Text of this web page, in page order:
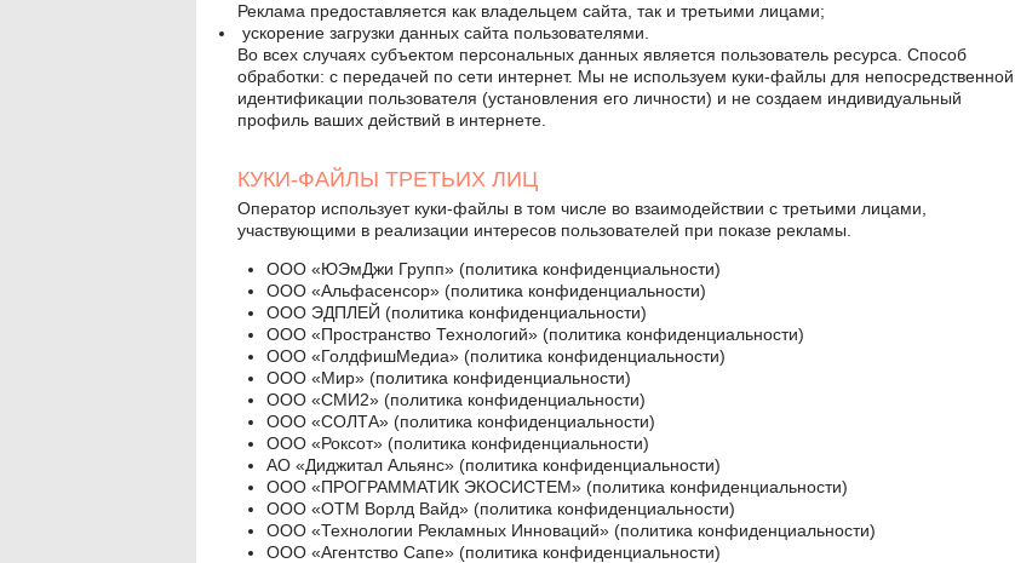
Реклама предоставляется как владельцем сайта, так и третьими лицами;
ускорение загрузки данных сайта пользователями.
Во всех случаях субъектом персональных данных является пользователь ресурса. Способ
обработки: с передачей по сети интернет. Мы не используем куки-файлы для непосредственной
идентификации пользователя (установления его личности) и не создаем индивидуальный
профиль ваших действий в интернете.
КУКИ-ФАЙЛЫ ТРЕТЬИХ ЛИЦ
Оператор использует куки-файлы в том числе во взаимодействии с третьими лицами,
участвующими в реализации интересов пользователей при показе рекламы.
ООО «ЮЭмДжи Групп» (политика конфиденциальности)
ООО «Альфасенсор» (политика конфиденциальности)
ООО ЭДПЛЕЙ (политика конфиденциальности)
ООО «Пространство Технологий» (политика конфиденциальности)
ООО «ГолдфишМедиа» (политика конфиденциальности)
ООО «Мир» (политика конфиденциальности)
ООО «СМИ2» (политика конфиденциальности)
ООО «СОЛТА» (политика конфиденциальности)
ООО «Роксот» (политика конфиденциальности)
АО «Диджитал Альянс» (политика конфиденциальности)
ООО «ПРОГРАММАТИК ЭКОСИСТЕМ» (политика конфиденциальности)
ООО «ОТМ Ворлд Вайд» (политика конфиденциальности)
ООО «Технологии Рекламных Инноваций» (политика конфиденциальности)
ООО «Агентство Сапе» (политика конфиденциальности)